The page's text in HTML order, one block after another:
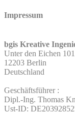
Impressum
bgis Kreative
Unter den Eichen 101
12203 Berlin
Deutschland
Geschäftsführer :
Dipl.-Ing. Thomas
Ust-ID: